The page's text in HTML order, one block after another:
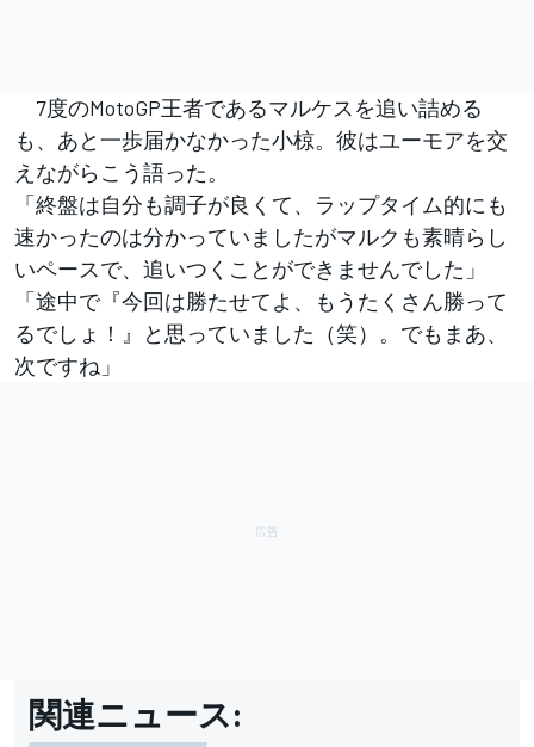
7度のMotoGP王者であるマルケスを追い詰める
も、あと一歩届かなかった小椋。彼はユーモアを交
えながらこう語った。
「終盤は自分も調子が良くて、ラップタイム的にも
速かったのは分かっていましたがマルクも素晴らし
いペースで、追いつくことができませんでした」
「途中で『今回は勝たせてよ、もうたくさん勝って
るでしょ！』と思っていました（笑）。でもまあ、
次ですね」
関連ニュース: